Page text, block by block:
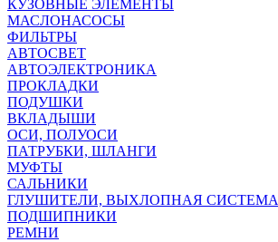
КУЗОВНЫЕ ЭЛЕМЕНТЫ
МАСЛОНАСОСЫ
ФИЛЬТРЫ
АВТОСВЕТ
АВТОЭЛЕКТРОНИКА
ПРОКЛАДКИ
ПОДУШКИ
ВКЛАДЫШИ
ОСИ, ПОЛУОСИ
ПАТРУБКИ, ШЛАНГИ
МУФТЫ
САЛЬНИКИ
ГЛУШИТЕЛИ, ВЫХЛОПНАЯ СИСТЕМА
ПОДШИПНИКИ
РЕМНИ